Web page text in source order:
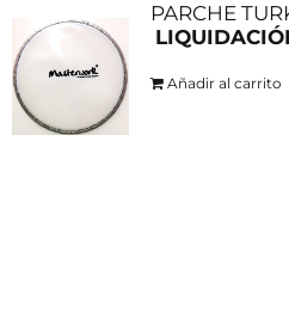
PARCHE
Añadir al carrito